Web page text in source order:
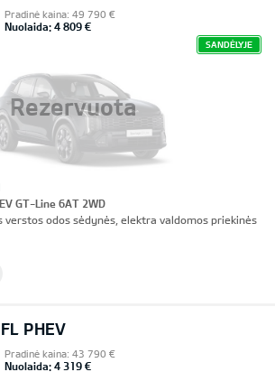
Rezervuota
Pradinė kaina: 49 790 €
Nuolaida: 4 809 €
SANDĖLYJE
GT-Line 6AT 2WD
verstos odos sėdynės, elektra valdomos priekinės
PHEV
Pradinė kaina: 43 790 €
Nuolaida: 4 319 €